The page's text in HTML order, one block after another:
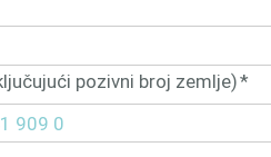
pozivni broj zemlje)*